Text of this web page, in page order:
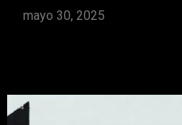
mayo 30, 2025